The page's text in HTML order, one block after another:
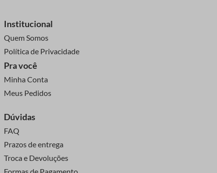
Institucional
Quem Somos
Política de Privacidade
Pra você
Minha Conta
Meus Pedidos
Dúvidas
FAQ
Prazos de entrega
Troca e Devoluções